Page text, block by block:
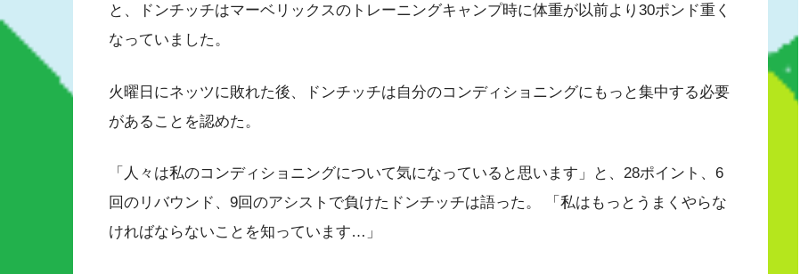
と、ドンチッチはマーベリックスのトレーニングキャンプ時に体重が以前より30ポンド重く
なっていました。
火曜日にネッツに敗れた後、ドンチッチは自分のコンディショニングにもっと集中する必要
があることを認めた。
「人々は私のコンディショニングについて気になっていると思います」と、28ポイント、6
回のリバウンド、9回のアシストで負けたドンチッチは語った。 「私はもっとうまくやらな
ければならないことを知っています…」